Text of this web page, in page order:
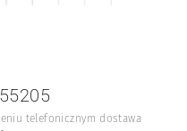
telefonicznym dostawa